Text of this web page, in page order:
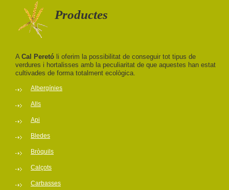
Productes
A Cal Peretó li oferim la possibilitat de conseguir tot tipus de
verdures i hortalisses amb la peculiaritat de que aquestes han estat
cultivades de forma totalment ecològica.
Albergínies
Alls
Api
Bledes
Bròquils
Calçots
Carbasses